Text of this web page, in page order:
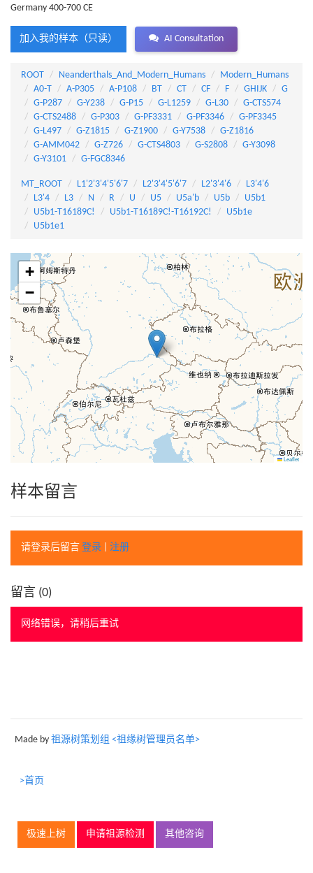
Germany 400-700 CE
加入我的样本（只读） AI Consultation
ROOT Neanderthals_And_Modern_Humans
Modern_Humans
A0-T
A-P305 A-P108 BT CT CF F GHIJK
G
G-P287
G-Y238 G-P15 G-L1259 G-L30
G-CTS574
G-CTS2488
G-P303 G-PF3331 G-PF3346
G-PF3345
G-L497
G-Z1815 G-Z1900 G-Y7538
G-Z1816
G-AMM042
G-Z726 G-CTS4803 G-S2808
G-Y3098
G-Y3101
G-FGC8346
MT_ROOT L1'2'3'4'5'6'7 L2'3'4'5'6'7 L2'3'4'6
L3'4'6
L3'4
L3 N R U U5 U5a'b U5b
U5b1
U5b1-T16189C!
U5b1-T16189C!-T16192C!
U5b1e
U5b1e1
+
−
Leaflet
样本留言
请登录后留言 登录 注册
留言 (0)
网络错误，请稍后重试
Made by 祖源树策划组 <祖缘树管理员名单>
>首页
极速上树 申请祖源检测 其他咨询